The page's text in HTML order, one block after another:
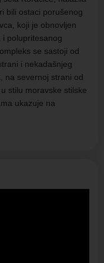
bili ostaci porušenog
koji je obnovljen
i polupritesanog
se sastoji od
i nekadašnjeg
na severnoj strani od
stilu moravske stilske
ukazuje na